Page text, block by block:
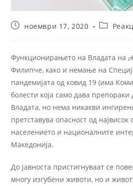
ноември 17, 2020
Функционирањето на Владата на
Филипче, како и немање на
пандемијата од ковид 19 (има
болести која само дава препораки
Владата, но нема никакви
претставува опасност од највисок
населението и националните
Македонија.
До јавноста пристигнуваат се
многу изгубени животи, но и